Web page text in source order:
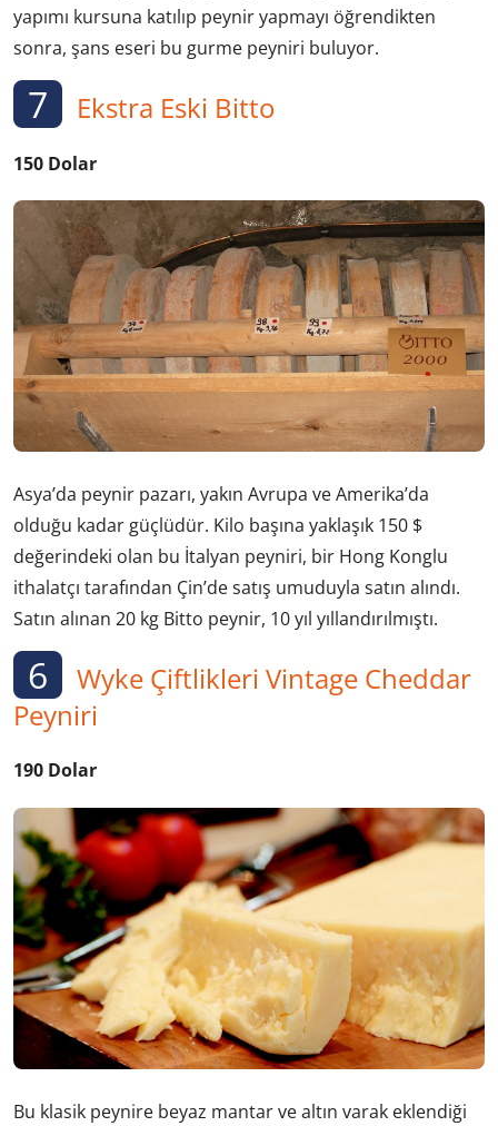
yapımı kursuna katılıp peynir yapmayı öğrendikten
sonra, şans eseri bu gurme peyniri buluyor.
7 Ekstra Eski Bitto
150 Dolar
Asya’da peynir pazarı, yakın Avrupa ve Amerika’da
olduğu kadar güçlüdür. Kilo başına yaklaşık 150 $
değerindeki olan bu İtalyan peyniri, bir Hong Konglu
ithalatçı tarafından Çin’de satış umuduyla satın alındı.
Satın alınan 20 kg Bitto peynir, 10 yıl yıllandırılmıştı.
6
Wyke Çiftlikleri Vintage Cheddar
Peyniri
190 Dolar
Bu klasik peynire beyaz mantar ve altın varak eklendiği